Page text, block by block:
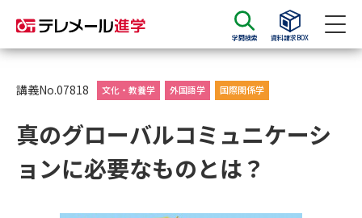
学問検索 資料請求BOX
資料請求 資料検索
大学・短大の資料種類から請求
講義No.07818 文化・教養学 外国語学 国際関係学
真のグローバルコミュニケーシ
ョンに必要なものとは？